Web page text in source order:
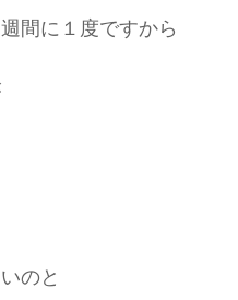
間に１度ですから
のと